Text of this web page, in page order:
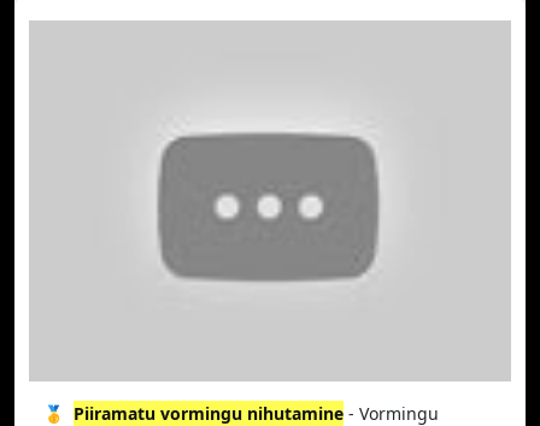
🥇 Piiramatu vormingu nihutamine - Vormingu